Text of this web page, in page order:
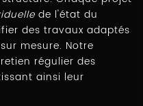
de l'état du
des travaux adaptés
mesure. Notre
régulier des
ainsi leur